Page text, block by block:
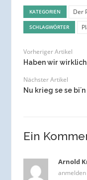
KATEGORIEN Der
SCHLAGWÖRTER
Vorheriger Artikel
Haben wir
Nächster Artikel
Nu krieg se se
Ein
Arnold
anmelden